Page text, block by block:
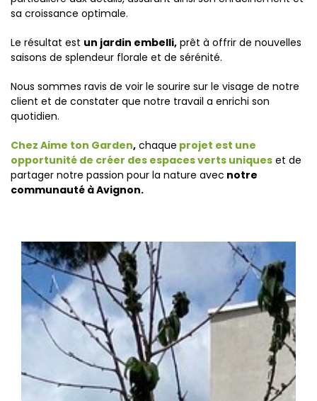
sa croissance optimale.
Le résultat est un jardin embelli, prêt à offrir de nouvelles
saisons de splendeur florale et de sérénité.
Nous sommes ravis de voir le sourire sur le visage de notre
client et de constater que notre travail a enrichi son
quotidien.
Chez Aime ton Garden, chaque projet est une
opportunité de créer des espaces verts uniques et de
partager notre passion pour la nature avec notre
communauté à Avignon.